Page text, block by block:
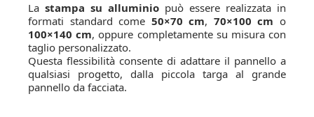
La stampa su alluminio può essere realizzata in
formati standard come 50×70 cm, 70×100 cm o
100×140 cm, oppure completamente su misura con
taglio personalizzato.
Questa flessibilità consente di adattare il pannello a
qualsiasi progetto, dalla piccola targa al grande
pannello da facciata.